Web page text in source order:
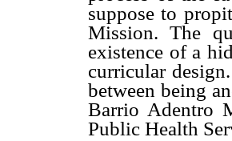
suppose to
Mission. The
existence of a
curricular
between being
Barrio Adentro
Public Health